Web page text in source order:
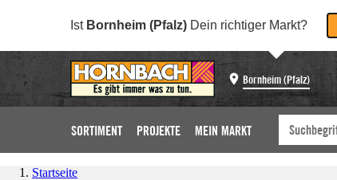
Ist Bornheim (Pfalz) Dein richtiger Markt?
Bornheim (Pfalz)
SORTIMENT PROJEKTE MEIN MARKT
Startseite